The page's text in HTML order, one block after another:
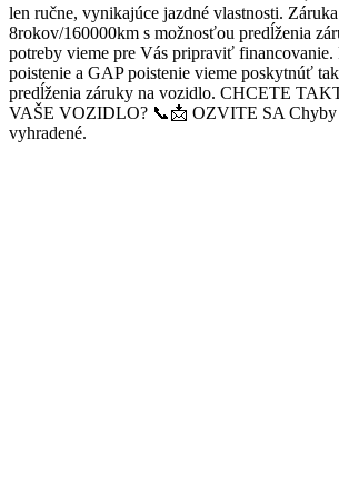
len ručne, vynikajúce jazdné vlastnosti.
8rokov/160000km s možnosťou predĺženia
potreby vieme pre Vás pripraviť financovanie.
poistenie a GAP poistenie vieme poskytnúť
predĺženia záruky na vozidlo. CHCETE
VAŠE VOZIDLO? 📞📩 OZVITE SA Chyby
vyhradené.